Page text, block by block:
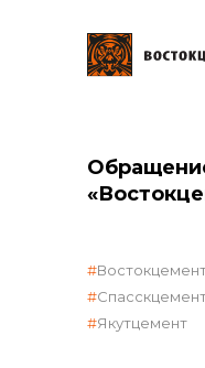
общая
Якутцемент